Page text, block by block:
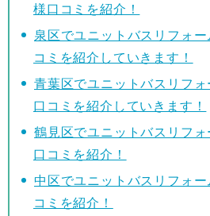
様口コミを紹介！
泉区でユニットバスリフォ
コミを紹介していきます！
青葉区でユニットバスリフ
口コミを紹介していきます！
鶴見区でユニットバスリフ
口コミを紹介！
中区でユニットバスリフォ
コミを紹介！